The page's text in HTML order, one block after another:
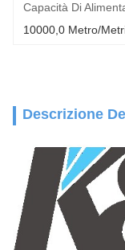
Capacità Di
10000,0 Metro/
Descrizione